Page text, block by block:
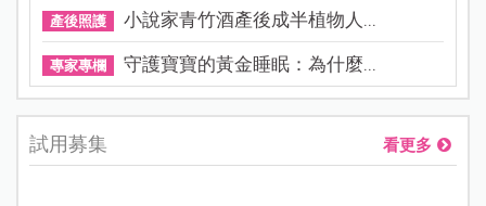
產後照護 小說家青竹酒產後成半植物人...
專家專欄 守護寶寶的黃金睡眠：為什麼...
試用募集 看更多